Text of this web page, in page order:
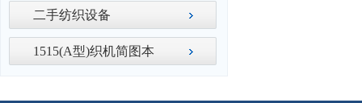
二手纺织设备
1515(A型)织机简图本